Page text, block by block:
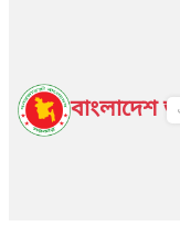
বাংলাদেশ